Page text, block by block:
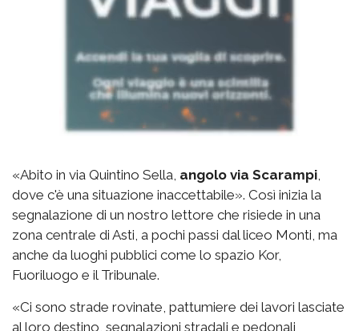
«Abito in via Quintino Sella, angolo via Scarampi,
dove c'è una situazione inaccettabile». Così inizia la
segnalazione di un nostro lettore che risiede in una
zona centrale di Asti, a pochi passi dal liceo Monti, ma
anche da luoghi pubblici come lo spazio Kor,
Fuoriluogo e il Tribunale.
«Ci sono strade rovinate, pattumiere dei lavori lasciate
al loro destino, segnalazioni stradali e pedonali